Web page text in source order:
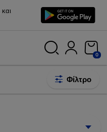
και
0
Φίλτρο